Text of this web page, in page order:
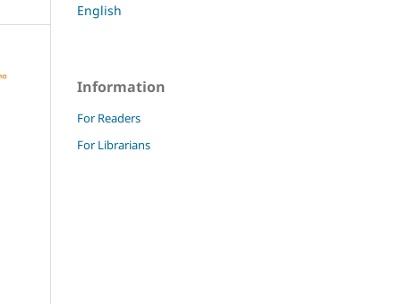
English
Information
For Readers
For Librarians